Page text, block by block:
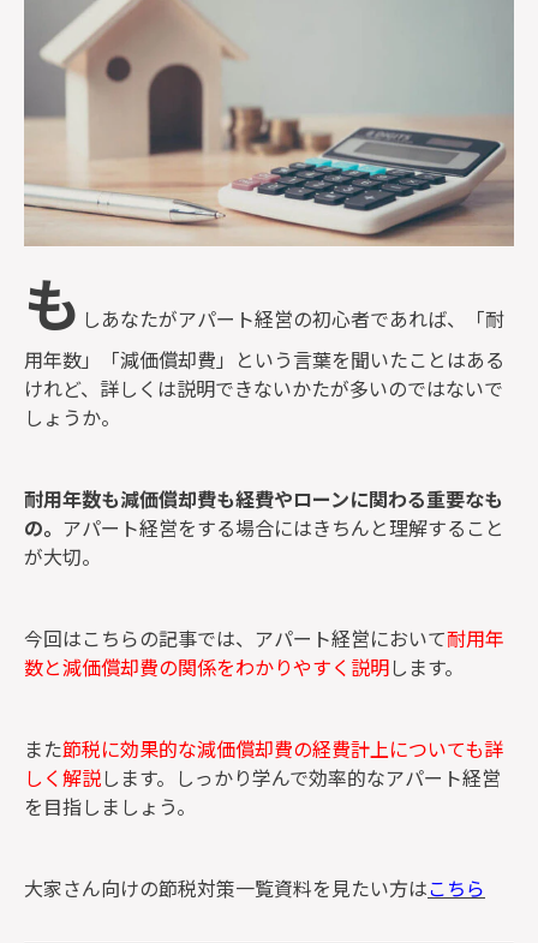
も しあなたがアパート経営の初心者であれば、「耐
用年数」「減価償却費」という言葉を聞いたことはある
けれど、詳しくは説明できないかたが多いのではないで
しょうか。
耐用年数も減価償却費も経費やローンに関わる重要なも
の。 アパート経営をする場合にはきちんと理解すること
が大切。
今回はこちらの記事では、アパート経営において耐用年
数と減価償却費の関係をわかりやすく説明します。
また節税に効果的な減価償却費の経費計上についても詳
しく解説します。しっかり学んで効率的なアパート経営
を目指しましょう。
大家さん向けの節税対策一覧資料を見たい方はこちら